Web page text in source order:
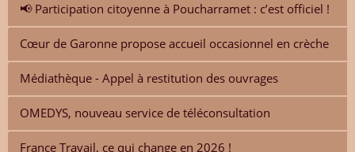
📢 Participation citoyenne à Poucharramet : c’est officiel !
Cœur de Garonne propose accueil occasionnel en crèche
Médiathèque - Appel à restitution des ouvrages
OMEDYS, nouveau service de téléconsultation
France Travail, ce qui change en 2026 !